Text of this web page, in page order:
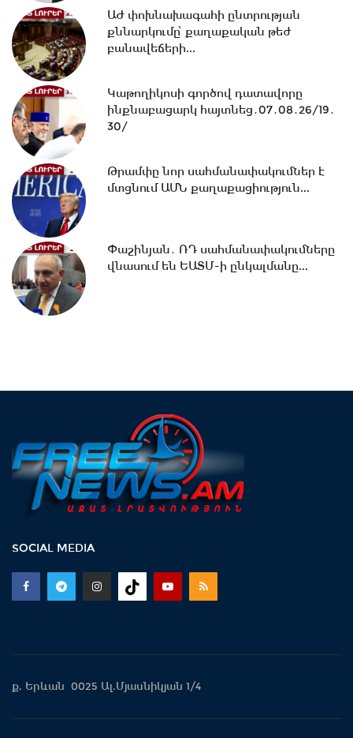
19:02 -Շվեդիայի Ռիկսդագի խոսնակը
շնորհավորել է Ռուբեն Ռուբինյանին՝...
18:37 -Դուք ուզում եք ժողովրդին
գործի ընդունել ձեզ մոտ, մենք ուզում...
16:38 -Տաթև համայնքի նախկին
ղեկավար Մուրադ Սիմոնյանից
կբռնագանձվի...
վաճառքն Ադրբեջանին Հայաստանի...
ԱԺ փոխնախագահի ընտրության
քննարկումը՝ քաղաքական թեժ
բանավեճերի...
Կաթողիկոսի գործով դատավորը
ինքնաբացարկ հայտնեց․07․08․26/19․
30/
Թրամփը նոր սահմանափակումներ է
մտցնում ԱՄՆ քաղաքացիություն...
Փաշինյան․ ՌԴ սահմանափակումները
վնասում են ԵԱՏՄ-ի ընկալմանը...
SOCIAL MEDIA
ք. Երևան 0025 Ալ.Մյասնիկյան 1/4